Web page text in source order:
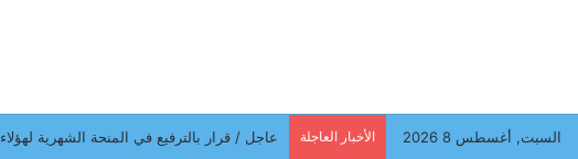
السبت, أغسطس 8 2026 الأخبار العاجلة عاجل / قرار بالترفيع في المنحة الشهرية لهؤلاء